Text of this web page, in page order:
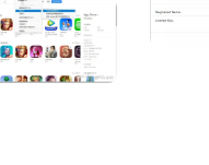
的应用。但是，在使用过程
增加了很多广告；新版本中
想要下回旧版本应用，但
。而ios又不能像安卓那样，
法有两个：上某宝找人帮忙
白都可以学会哦。下载教程